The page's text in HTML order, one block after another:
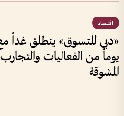
اقتصاد
يوماً من الفعاليات والتجارب
المشوقة